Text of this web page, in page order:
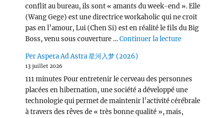
conflit au bureau, ils sont « amants du week-end ». Elle
(Wang Gege) est une directrice workaholic qui ne croit
pas en l’amour, Lui (Chen Si) est en réalité le fils du Big
Boss, venu sous couverture …Continuer la lecturede « Victory
Per Aspera Ad Astra 星河入梦 (2026)
13 juillet 2026
111 minutes Pour entretenir le cerveau des personnes
placées en hibernation, une société a développé une
technologie qui permet de maintenir l’activité cérébrale
à travers des rêves de « très bonne qualité », mais,